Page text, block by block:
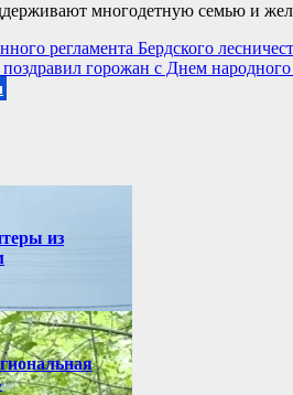
многодетную семью и
регламента Бердского
горожан с Днем народного
из